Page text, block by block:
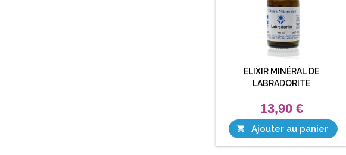
ELIXIR MINÉRAL DE
LABRADORITE
13,90 €
 Ajouter au panier